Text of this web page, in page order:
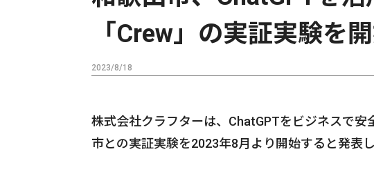
「Crew」の実証実験を
2023/8/18
株式会社クラフターは、ChatGPTをビジネスで
市との実証実験を2023年8月より開始すると発表し